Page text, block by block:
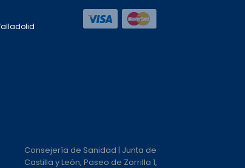
Consejería de Sanidad | Junta de
Castilla y León, Paseo de Zorrilla 1,